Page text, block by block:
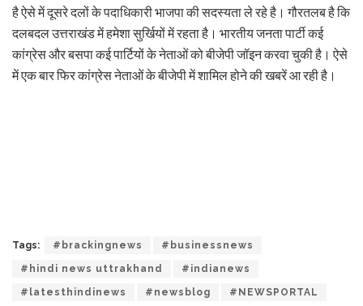
है ऐसे में दूसरे दलों के पदाधिकारी भाजपा की सदस्यता ले रहे है। गौरतलब है कि
दलबदल उत्तराखंड में हमेशा सुर्खियों में रहता है। भारतीय जनता पार्टी कई
कांग्रेस और बसपा कई पार्टियों के नेताओं को बीजेपी जॉइन करवा चुकी है। ऐसे
में एक बार फिर कांग्रेस नेताओं के बीजेपी में शामिल होने की खबरें आ रही है।
Tags: #brackingnews #businessnews
#hindi news uttrakhand #indianews
#latesthindinews #newsblog #NEWSPORTAL